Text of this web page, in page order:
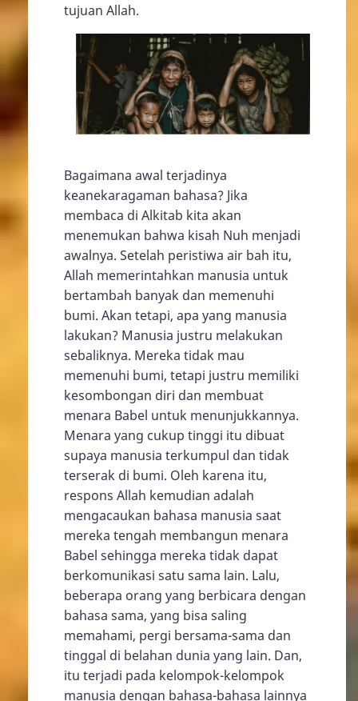
tujuan Allah.
Bagaimana awal terjadinya
keanekaragaman bahasa? Jika
membaca di Alkitab kita akan
menemukan bahwa kisah Nuh menjadi
awalnya. Setelah peristiwa air bah itu,
Allah memerintahkan manusia untuk
bertambah banyak dan memenuhi
bumi. Akan tetapi, apa yang manusia
lakukan? Manusia justru melakukan
sebaliknya. Mereka tidak mau
memenuhi bumi, tetapi justru memiliki
kesombongan diri dan membuat
menara Babel untuk menunjukkannya.
Menara yang cukup tinggi itu dibuat
supaya manusia terkumpul dan tidak
terserak di bumi. Oleh karena itu,
respons Allah kemudian adalah
mengacaukan bahasa manusia saat
mereka tengah membangun menara
Babel sehingga mereka tidak dapat
berkomunikasi satu sama lain. Lalu,
beberapa orang yang berbicara dengan
bahasa sama, yang bisa saling
memahami, pergi bersama-sama dan
tinggal di belahan dunia yang lain. Dan,
itu terjadi pada kelompok-kelompok
manusia dengan bahasa-bahasa lainnya